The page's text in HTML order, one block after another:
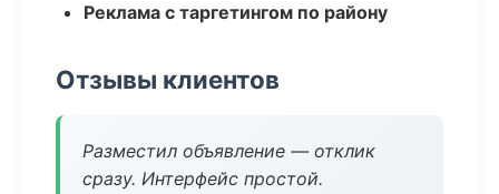
Реклама с таргетингом по району
Отзывы клиентов
Разместил объявление — отклик
сразу. Интерфейс простой.